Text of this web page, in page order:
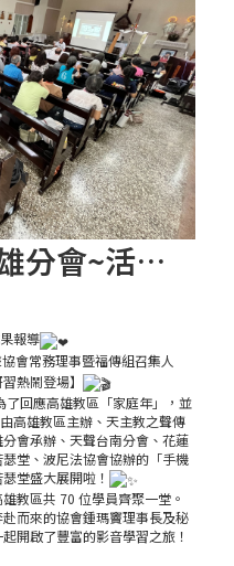
手機拍大片！高雄分會~活動成果報導
報導
會常務理事暨福傳組召集人
熱鬧登場】
了回應高雄教區「家庭年」，並
高雄教區主辦、天主教之聲傳
會承辦、天聲台南分會、花蓮
堂、波尼法協會協辦的「手機
堂盛大展開啦！
教區共 70 位學員齊聚一堂。
而來的協會鍾瑪竇理事長及秘
開啟了豐富的影音學習之旅！